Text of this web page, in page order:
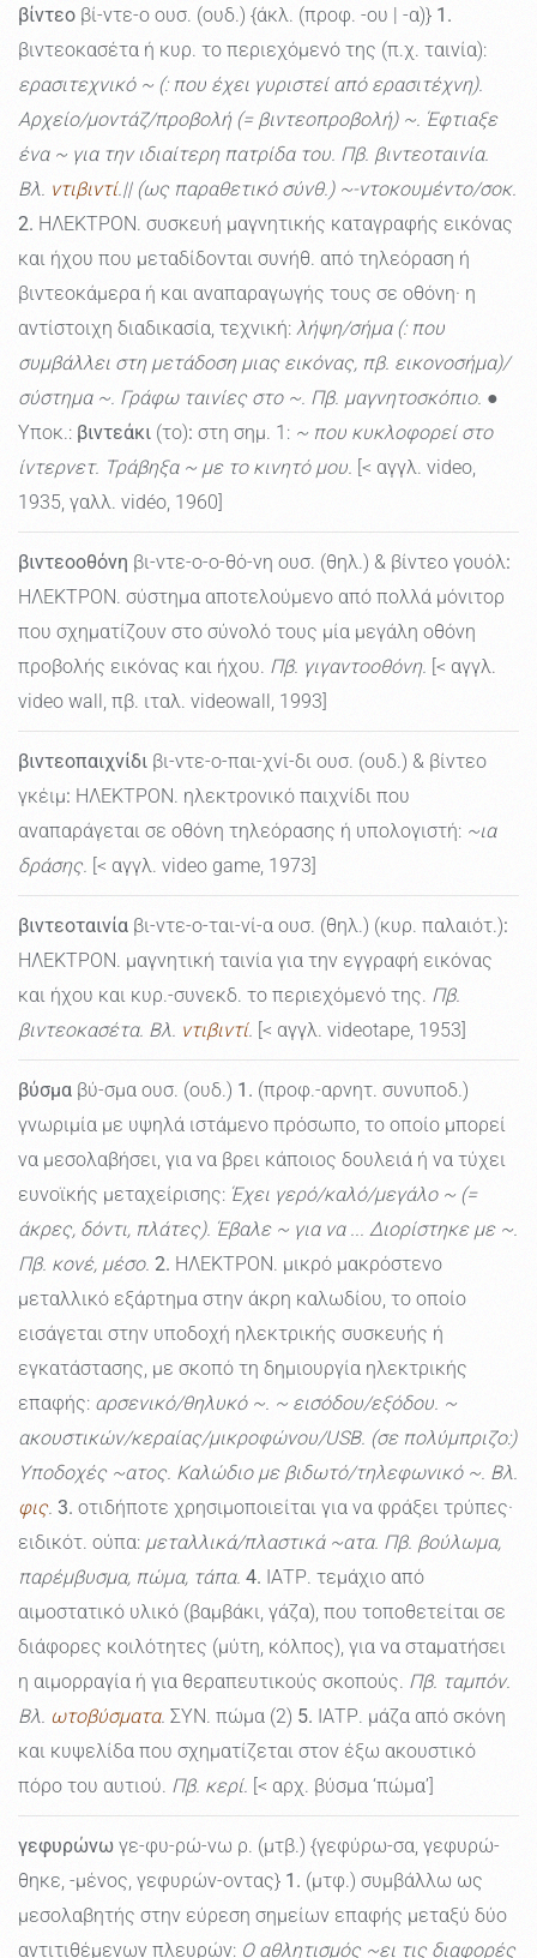
βίντεο βί-ντε-ο ουσ. (ουδ.) {άκλ. (προφ. -ου | -α)} 1.
βιντεοκασέτα ή κυρ. το περιεχόμενό της (π.χ. ταινία):
ερασιτεχνικό ~ (: που έχει γυριστεί από ερασιτέχνη).
Αρχείο/μοντάζ/προβολή (= βιντεοπροβολή) ~. Έφτιαξε
ένα ~ για την ιδιαίτερη πατρίδα του. Πβ. βιντεοταινία.
Βλ. ντιβιντί.|| (ως παραθετικό σύνθ.) ~-ντοκουμέντο/σοκ.
2. ΗΛΕΚΤΡΟΝ. συσκευή μαγνητικής καταγραφής εικόνας
και ήχου που μεταδίδονται συνήθ. από τηλεόραση ή
βιντεοκάμερα ή και αναπαραγωγής τους σε οθόνη· η
αντίστοιχη διαδικασία, τεχνική: λήψη/σήμα (: που
συμβάλλει στη μετάδοση μιας εικόνας, πβ. εικονοσήμα)/
σύστημα ~. Γράφω ταινίες στο ~. Πβ. μαγνητοσκόπιο. ●
Υποκ.: βιντεάκι (το): στη σημ. 1: ~ που κυκλοφορεί στο
ίντερνετ. Τράβηξα ~ με το κινητό μου. [< αγγλ. video,
1935, γαλλ. vidéo, 1960]
βιντεοοθόνη βι-ντε-ο-ο-θό-νη ουσ. (θηλ.) & βίντεο γουόλ:
ΗΛΕΚΤΡΟΝ. σύστημα αποτελούμενο από πολλά μόνιτορ
που σχηματίζουν στο σύνολό τους μία μεγάλη οθόνη
προβολής εικόνας και ήχου. Πβ. γιγαντοοθόνη. [< αγγλ.
video wall, πβ. ιταλ. videowall, 1993]
βιντεοπαιχνίδι βι-ντε-ο-παι-χνί-δι ουσ. (ουδ.) & βίντεο
γκέιμ: ΗΛΕΚΤΡΟΝ. ηλεκτρονικό παιχνίδι που
αναπαράγεται σε οθόνη τηλεόρασης ή υπολογιστή: ~ια
δράσης. [< αγγλ. video game, 1973]
βιντεοταινία βι-ντε-ο-ται-νί-α ουσ. (θηλ.) (κυρ. παλαιότ.):
ΗΛΕΚΤΡΟΝ. μαγνητική ταινία για την εγγραφή εικόνας
και ήχου και κυρ.-συνεκδ. το περιεχόμενό της. Πβ.
βιντεοκασέτα. Βλ. ντιβιντί. [< αγγλ. videotape, 1953]
βύσμα βύ-σμα ουσ. (ουδ.) 1. (προφ.-αρνητ. συνυποδ.)
γνωριμία με υψηλά ιστάμενο πρόσωπο, το οποίο μπορεί
να μεσολαβήσει, για να βρει κάποιος δουλειά ή να τύχει
ευνοϊκής μεταχείρισης: Έχει γερό/καλό/μεγάλο ~ (=
άκρες, δόντι, πλάτες). Έβαλε ~ για να ... Διορίστηκε με ~.
Πβ. κονέ, μέσο. 2. ΗΛΕΚΤΡΟΝ. μικρό μακρόστενο
μεταλλικό εξάρτημα στην άκρη καλωδίου, το οποίο
εισάγεται στην υποδοχή ηλεκτρικής συσκευής ή
εγκατάστασης, με σκοπό τη δημιουργία ηλεκτρικής
επαφής: αρσενικό/θηλυκό ~. ~ εισόδου/εξόδου. ~
ακουστικών/κεραίας/μικροφώνου/USB. (σε πολύμπριζο:)
Υποδοχές ~ατος. Καλώδιο με βιδωτό/τηλεφωνικό ~. Βλ.
φις. 3. οτιδήποτε χρησιμοποιείται για να φράξει τρύπες·
ειδικότ. ούπα: μεταλλικά/πλαστικά ~ατα. Πβ. βούλωμα,
παρέμβυσμα, πώμα, τάπα. 4. ΙΑΤΡ. τεμάχιο από
αιμοστατικό υλικό (βαμβάκι, γάζα), που τοποθετείται σε
διάφορες κοιλότητες (μύτη, κόλπος), για να σταματήσει
η αιμορραγία ή για θεραπευτικούς σκοπούς. Πβ. ταμπόν.
Βλ. ωτοβύσματα. ΣΥΝ. πώμα (2) 5. ΙΑΤΡ. μάζα από σκόνη
και κυψελίδα που σχηματίζεται στον έξω ακουστικό
πόρο του αυτιού. Πβ. κερί. [< αρχ. βύσμα ‘πώμα’]
γεφυρώνω γε-φυ-ρώ-νω ρ. (μτβ.) {γεφύρω-σα, γεφυρώ-
θηκε, -μένος, γεφυρών-οντας} 1. (μτφ.) συμβάλλω ως
μεσολαβητής στην εύρεση σημείων επαφής μεταξύ δύο
αντιτιθέμενων πλευρών: Ο αθλητισμός ~ει τις διαφορές